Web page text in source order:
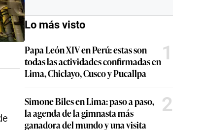
Lo más visto
Papa León XIV en Perú: estas son
todas las actividades confirmadas en
Lima, Chiclayo, Cusco y Pucallpa
1
Simone Biles en Lima: paso a paso,
la agenda de la gimnasta más
ganadora del mundo y una visita
2